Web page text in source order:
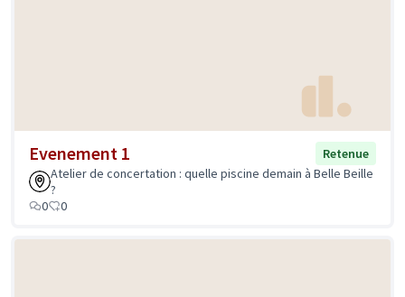
Evenement 1
Retenue
Atelier de concertation : quelle piscine demain à Belle Beille
?
0
0